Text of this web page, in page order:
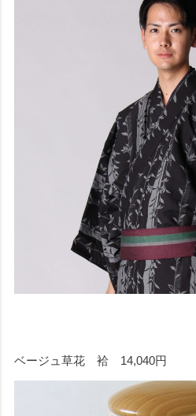
ベージュ草花 袷 14,040円